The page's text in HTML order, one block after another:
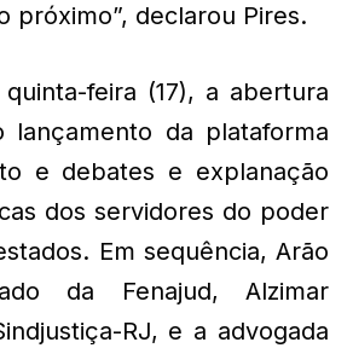
próximo”, declarou Pires.
feira (17), a abertura
lançamento da plataforma
e debates e explanação
dos servidores do poder
Em sequência, Arão
da Fenajud, Alzimar
RJ, e a advogada